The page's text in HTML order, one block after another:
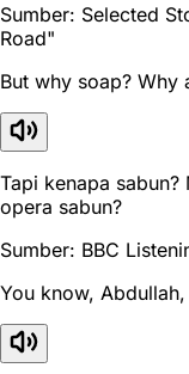
Sumber: Selected
Road"
But why soap? Why
Tapi kenapa
opera sabun?
Sumber: BBC
You know,